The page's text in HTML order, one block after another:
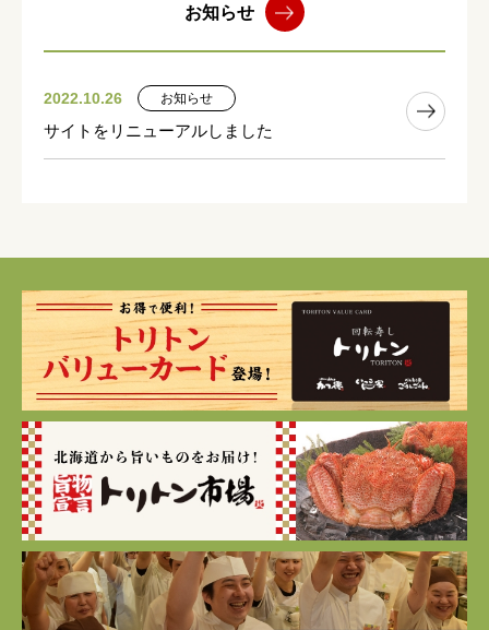
お知らせ
2022.10.26 お知らせ
サイトをリニューアルしました